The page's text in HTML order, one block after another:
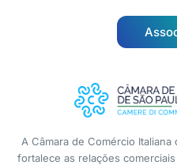
A Câmara de Comércio
fortalece as relações